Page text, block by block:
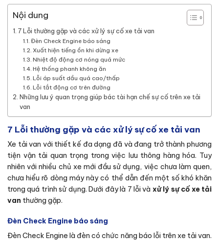
Nội dung
7 Lỗi thường gặp và các xử lý sự cố xe tải van
Đèn Check Engine báo sáng
Xuất hiện tiếng ồn khi dừng xe
Nhiệt độ động cơ nóng quá mức
Hệ thống phanh không ăn
Lỗi áp suất dầu quá cao/thấp
Lỗi tắt động cơ trên đường
Những lưu ý quan trọng giúp bác tài hạn chế sự cố trên xe tải
van
7 Lỗi thường gặp và các xử lý sự cố xe tải van
Xe tải van với thiết kế đa dạng đã và đang trở thành phương
tiện vận tải quan trọng trong việc lưu thông hàng hóa. Tuy
nhiên với nhiều chủ xe mới đầu sử dụng, việc chưa làm quen,
chưa hiểu rõ dòng máy này có thể dẫn đến một số khó khăn
trong quá trình sử dụng. Dưới đây là 7 lỗi và xử lý sự cố xe tải
van thường gặp.
Đèn Check Engine báo sáng
Đèn Check Engine là đèn có chức năng báo lỗi trên xe tải van.